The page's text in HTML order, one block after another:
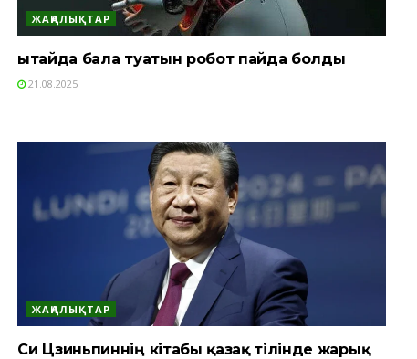
ЖАҢАЛЫҚТАР
Қытайда бала туатын робот пайда болды
21.08.2025
ЖАҢАЛЫҚТАР
Си Цзиньпиннің кітабы қазақ тілінде жарық